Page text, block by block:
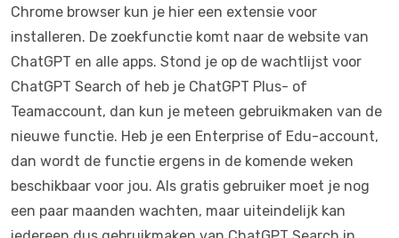
Chrome browser kun je hier een extensie voor
installeren. De zoekfunctie komt naar de website van
ChatGPT en alle apps. Stond je op de wachtlijst voor
ChatGPT Search of heb je ChatGPT Plus- of
Teamaccount, dan kun je meteen gebruikmaken van de
nieuwe functie. Heb je een Enterprise of Edu-account,
dan wordt de functie ergens in de komende weken
beschikbaar voor jou. Als gratis gebruiker moet je nog
een paar maanden wachten, maar uiteindelijk kan